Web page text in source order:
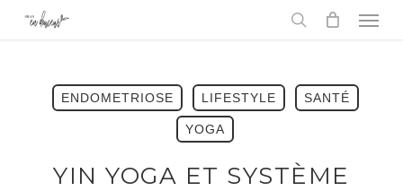
Skip
content
ENDOMETRIOSE LIFESTYLE SANTÉ
YOGA
YIN YOGA ET SYSTÈME